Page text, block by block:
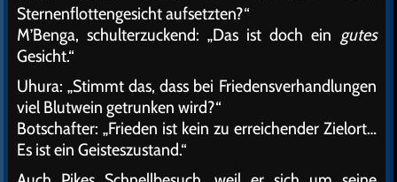
Sternenflottengesicht aufsetzten?“
M’Benga, schulterzuckend: „Das ist doch ein gutes
Gesicht.“
Uhura: „Stimmt das, dass bei Friedensverhandlungen
viel Blutwein getrunken wird?“
Botschafter: „Frieden ist kein zu erreichender Zielort…
Es ist ein Geisteszustand.“